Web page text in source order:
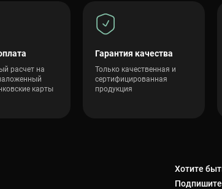
гантели 40 кг в интернет-
широкий ассортимент регулируемых гантелей
Заказывая инвентарь у нас, вы получаете 100%
— эксперты в области фитнеса —
и уровень подготовки. Мы организуем быструю
Выведите свои домашние тренировки на
расчет на
карты
Гарантия качества
Только качественная и
сертифицированная
продукция
Хотите